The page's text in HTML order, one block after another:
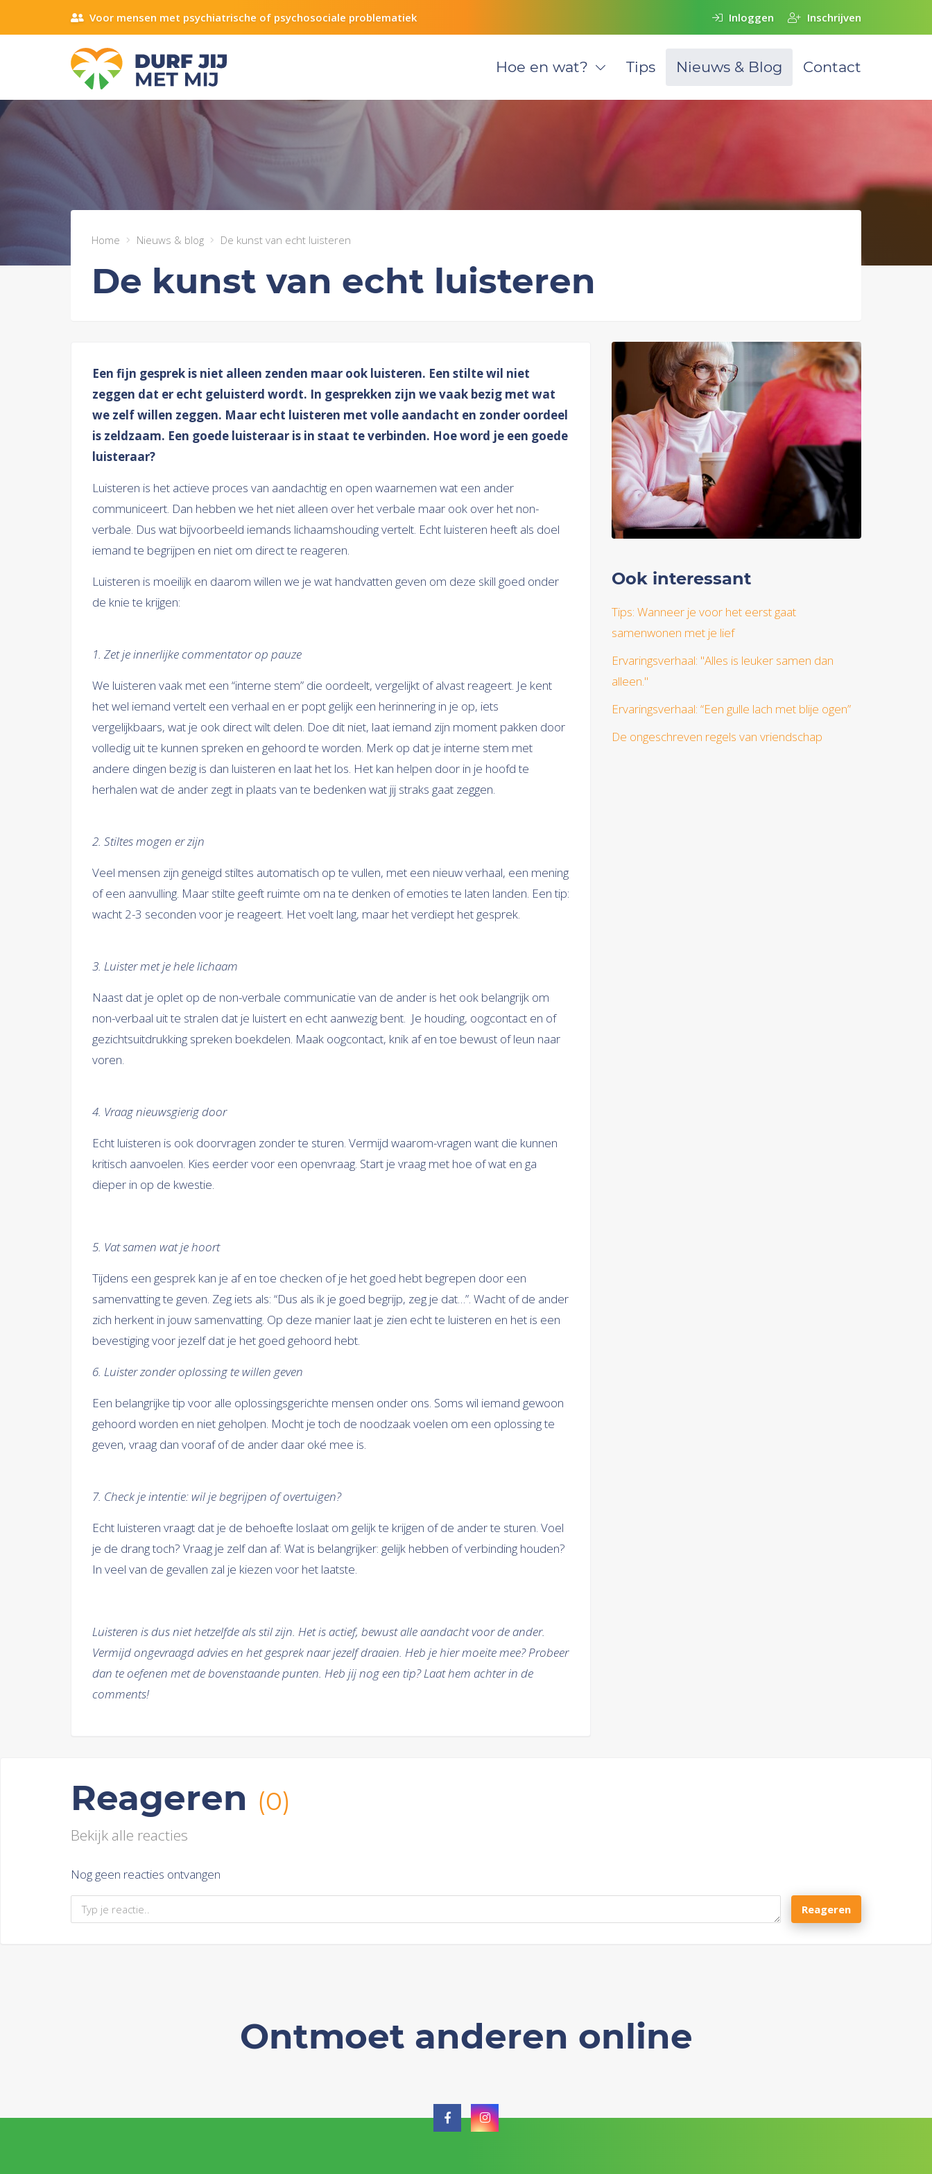
Voor mensen met psychiatrische of psychosociale problematiek Inloggen Inschrijven
Hoe en wat? Tips Nieuws & Blog Contact
Home Nieuws & blog De kunst van echt luisteren
De kunst van echt luisteren
Een fijn gesprek is niet alleen zenden maar ook luisteren. Een stilte wil niet
zeggen dat er echt geluisterd wordt. In gesprekken zijn we vaak bezig met wat
we zelf willen zeggen. Maar echt luisteren met volle aandacht en zonder oordeel
is zeldzaam. Een goede luisteraar is in staat te verbinden. Hoe word je een goede
luisteraar?
Luisteren is het actieve proces van aandachtig en open waarnemen wat een ander
communiceert. Dan hebben we het niet alleen over het verbale maar ook over het non-
verbale. Dus wat bijvoorbeeld iemands lichaamshouding vertelt. Echt luisteren heeft als doel
iemand te begrijpen en niet om direct te reageren.
Luisteren is moeilijk en daarom willen we je wat handvatten geven om deze skill goed onder
de knie te krijgen:
1. Zet je innerlijke commentator op pauze
We luisteren vaak met een “interne stem” die oordeelt, vergelijkt of alvast reageert. Je kent
het wel iemand vertelt een verhaal en er popt gelijk een herinnering in je op, iets
vergelijkbaars, wat je ook direct wilt delen. Doe dit niet, laat iemand zijn moment pakken door
volledig uit te kunnen spreken en gehoord te worden. Merk op dat je interne stem met
andere dingen bezig is dan luisteren en laat het los. Het kan helpen door in je hoofd te
herhalen wat de ander zegt in plaats van te bedenken wat jij straks gaat zeggen.
2. Stiltes mogen er zijn
Veel mensen zijn geneigd stiltes automatisch op te vullen, met een nieuw verhaal, een mening
of een aanvulling. Maar stilte geeft ruimte om na te denken of emoties te laten landen. Een tip:
wacht 2-3 seconden voor je reageert. Het voelt lang, maar het verdiept het gesprek.
3. Luister met je hele lichaam
Naast dat je oplet op de non-verbale communicatie van de ander is het ook belangrijk om
non-verbaal uit te stralen dat je luistert en echt aanwezig bent. Je houding, oogcontact en of
gezichtsuitdrukking spreken boekdelen. Maak oogcontact, knik af en toe bewust of leun naar
voren.
4. Vraag nieuwsgierig door
Echt luisteren is ook doorvragen zonder te sturen. Vermijd waarom-vragen want die kunnen
kritisch aanvoelen. Kies eerder voor een openvraag. Start je vraag met hoe of wat en ga
dieper in op de kwestie.
5. Vat samen wat je hoort
Tijdens een gesprek kan je af en toe checken of je het goed hebt begrepen door een
samenvatting te geven. Zeg iets als: “Dus als ik je goed begrijp, zeg je dat…”. Wacht of de ander
zich herkent in jouw samenvatting. Op deze manier laat je zien echt te luisteren en het is een
bevestiging voor jezelf dat je het goed gehoord hebt.
6. Luister zonder oplossing te willen geven
Een belangrijke tip voor alle oplossingsgerichte mensen onder ons. Soms wil iemand gewoon
gehoord worden en niet geholpen. Mocht je toch de noodzaak voelen om een oplossing te
geven, vraag dan vooraf of de ander daar oké mee is.
7. Check je intentie: wil je begrijpen of overtuigen?
Echt luisteren vraagt dat je de behoefte loslaat om gelijk te krijgen of de ander te sturen. Voel
je de drang toch? Vraag je zelf dan af: Wat is belangrijker: gelijk hebben of verbinding houden?
In veel van de gevallen zal je kiezen voor het laatste.
Luisteren is dus niet hetzelfde als stil zijn. Het is actief, bewust alle aandacht voor de ander.
Vermijd ongevraagd advies en het gesprek naar jezelf draaien. Heb je hier moeite mee? Probeer
dan te oefenen met de bovenstaande punten. Heb jij nog een tip? Laat hem achter in de
comments!
Ook interessant
Tips: Wanneer je voor het eerst gaat
samenwonen met je lief
Ervaringsverhaal: "Alles is leuker samen dan
alleen."
Ervaringsverhaal: “Een gulle lach met blije ogen”
De ongeschreven regels van vriendschap
Reageren (0)
Bekijk alle reacties
Nog geen reacties ontvangen
Reageren
Ontmoet anderen online